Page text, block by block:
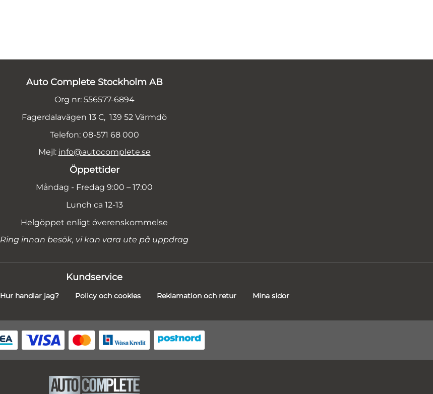
Auto Complete Stockholm AB
Org nr: 556577-6894
Fagerdalavägen 13 C, 139 52 Värmdö
Telefon: 08-571 68 000
Mejl: info@autocomplete.se
Öppettider
Måndag - Fredag 9:00 – 17:00
Lunch ca 12-13
Helgöppet enligt överenskommelse
Ring innan besök, vi kan vara ute på uppdrag
Kundservice
Hur handlar jag? Policy och cookies Reklamation och retur Mina sidor